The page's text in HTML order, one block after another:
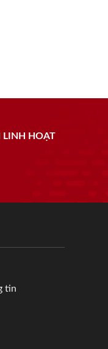
LINH HOẠT
tin